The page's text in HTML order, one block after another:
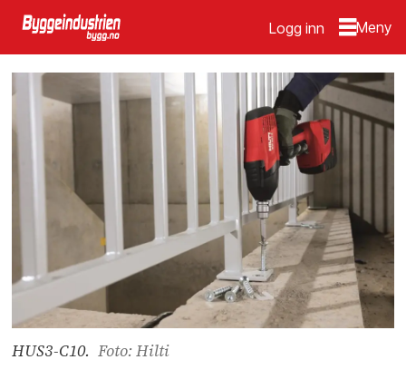
Logg inn
HUS3-C10. Foto: Hilti